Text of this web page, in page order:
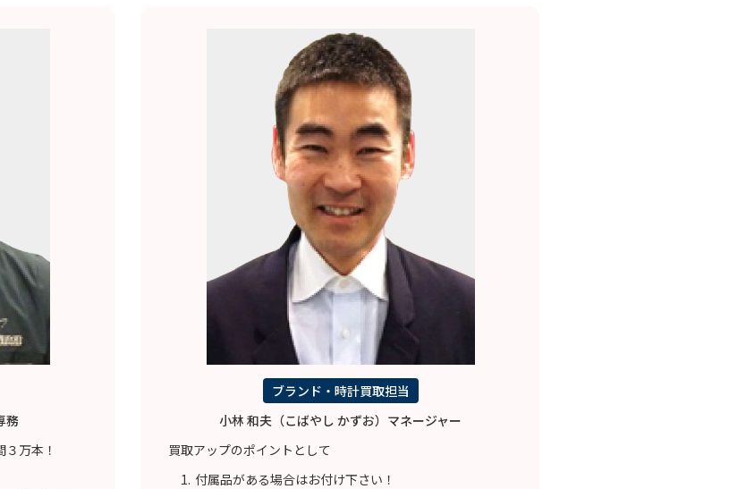
務
万本！
ブランド・時計買取担当
小林 和夫（こばやし かずお）マネージャー
買取アップのポイントとして
付属品がある場合はお付け下さい！